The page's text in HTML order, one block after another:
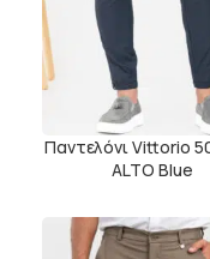
Παντελόνι Vittorio
ALTO Blue